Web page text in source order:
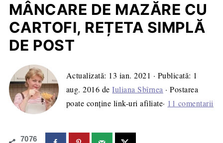
MÂNCARE DE MAZĂRE CU
CARTOFI, REȚETA SIMPLĂ
DE POST
Actualizată: 13 ian. 2021 · Publicată: 1
aug. 2016 deIuliana Sbîrnea · Postarea
poate conține link-uri afiliate· 11 comentarii
7076